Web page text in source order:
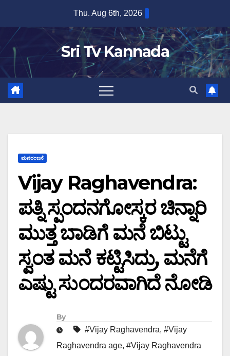
content
Thu. Aug 6th, 2026
Sri Tv Kannada
ಮನರಂಜನೆ
Vijay Raghavendra:
ಪತ್ನಿ ಸ್ಪಂದನಗೋಸ್ಕರ ಚಿನ್ನಾರಿ
ಮುತ್ತ ಬಾಡಿಗೆ ಮನೆ ಬಿಟ್ಟು
ಸ್ವಂತ ಮನೆ ಕಟ್ಟಿಸಿದ್ರು, ಮನೆಗೆ
ಎಷ್ಟು ಸುಂದರವಾಗಿದೆ ನೋಡಿ
By
#Vijay Raghavendra, #Vijay
Raghavendra age, #Vijay Raghavendra